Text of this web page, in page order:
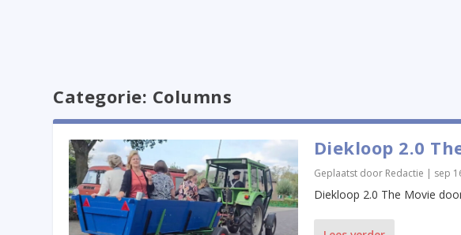
Categorie: Columns
Diekloop 2.0
Geplaatst door Redactie | sep
Diekloop 2.0 The Movie